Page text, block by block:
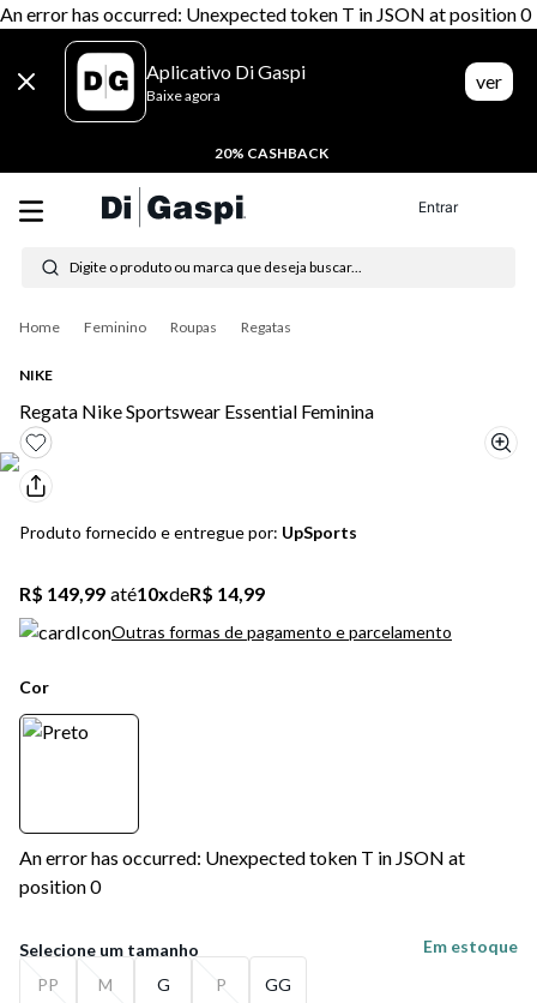
An error has occurred: Unexpected token T in JSON at position 0
Aplicativo Di Gaspi
Baixe agora
ver
20% CASHBACK
Entrar
Digite o produto ou marca que deseja buscar...
Feminino Roupas Regatas
NIKE
Regata Nike Sportswear Essential Feminina
Produto fornecido e entregue por: UpSports
R$ 149,99 até10xdeR$ 14,99
Outras formas de pagamento e parcelamento
Cor
An error has occurred: Unexpected token T in JSON at
position 0
PP M G P GG
Em estoque
Termos mais buscados
1º tênis feminino
3º moletom
4º tênis masculino
5 º bota
6º sandalia
8º chuteira